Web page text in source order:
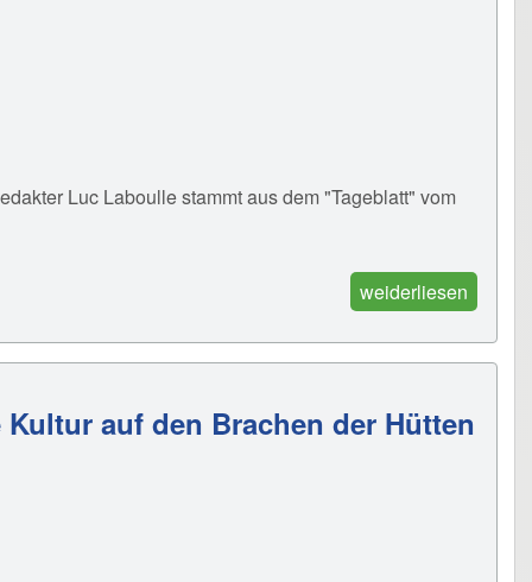
Luc Laboulle stammt aus dem "Tageblatt" vom
weiderliesen
auf den Brachen der Hütten